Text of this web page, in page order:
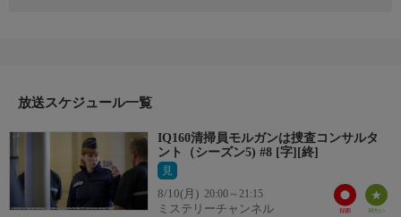
ら、独特の捜査の流れを説明するモルガン。はたして彼女は、試
放送スケジュール一覧
IQ160清掃員モルガンは捜査コンサルタ
ント（シーズン5) #8 [字][終]
見
8/10(月) 20:00～21:15
ミステリーチャンネル